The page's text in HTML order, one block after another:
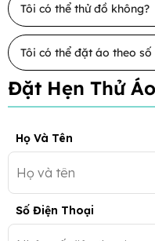
Tôi có thể thử đồ không?
Tôi có thể đặt áo theo
Đặt Hẹn Thử Áo
Họ Và Tên
Số Điện Thoại